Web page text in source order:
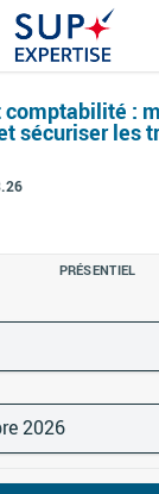
:
sécuriser les
PRÉSENTIEL
2026